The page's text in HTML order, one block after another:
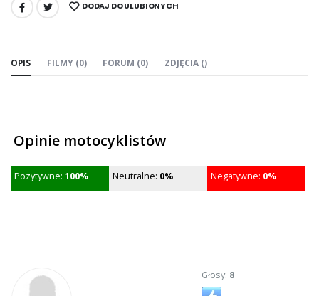
UDOSTĘPNIJ: DODAJ DO ULUBIONYCH
OPIS FILMY (0) FORUM (0) ZDJĘCIA ()
Opinie motocyklistów
Pozytywne: 100% Neutralne: 0% Negatywne: 0%
Głosy: 8